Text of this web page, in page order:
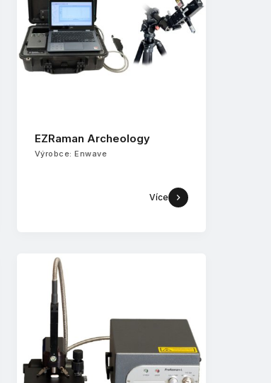
EZRaman Archeology
Výrobce: Enwave
Více